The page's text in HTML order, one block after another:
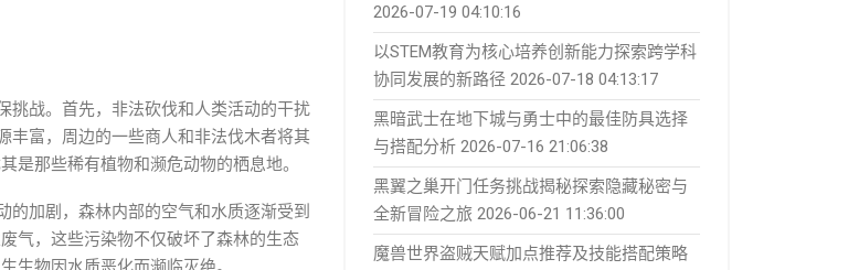
挑战。首先，非法砍伐和人类活动的干扰
丰富，周边的一些商人和非法伐木者将其
是那些稀有植物和濒危动物的栖息地。
的加剧，森林内部的空气和水质逐渐受到
气，这些污染物不仅破坏了森林的生态
2026-07-19 04:10:16
以STEM教育为核心培养创新能力探索跨学科
协同发展的新路径 2026-07-18 04:13:17
黑暗武士在地下城与勇士中的最佳防具选择
与搭配分析 2026-07-16 21:06:38
黑翼之巢开门任务挑战揭秘探索隐藏秘密与
全新冒险之旅 2026-06-21 11:36:00
魔兽世界盗贼天赋加点推荐及技能搭配策略